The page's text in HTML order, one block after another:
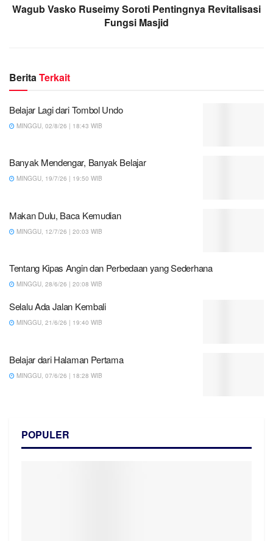
Wagub Vasko Ruseimy Soroti Pentingnya Revitalisasi
Fungsi Masjid
BeritaTerkait
Belajar Lagi dari Tombol Undo
MINGGU, 02/8/26 | 18:43 WIB
Banyak Mendengar, Banyak Belajar
MINGGU, 19/7/26 | 19:50 WIB
Makan Dulu, Baca Kemudian
MINGGU, 12/7/26 | 20:03 WIB
Tentang Kipas Angin dan Perbedaan yang Sederhana
MINGGU, 28/6/26 | 20:08 WIB
Selalu Ada Jalan Kembali
MINGGU, 21/6/26 | 19:40 WIB
Belajar dari Halaman Pertama
MINGGU, 07/6/26 | 18:28 WIB
POPULER